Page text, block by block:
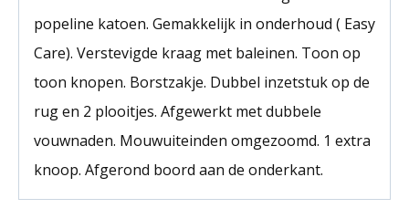
popeline katoen. Gemakkelijk in onderhoud ( Easy
Care). Verstevigde kraag met baleinen. Toon op
toon knopen. Borstzakje. Dubbel inzetstuk op de
rug en 2 plooitjes. Afgewerkt met dubbele
vouwnaden. Mouwuiteinden omgezoomd. 1 extra
knoop. Afgerond boord aan de onderkant.